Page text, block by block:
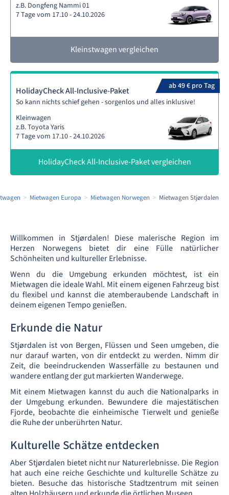
z.B. Dongfeng Nammi 01
7 Tage vom 17.10 - 24.10.2026
Kleinstwagen vergleichen
ab 49 € pro Tag
HolidayCheck All-Inclusive-Paket
So kann nichts schief gehen - sorgenlos und alles inklusive!
Kleinwagen
z.B. Toyota Yaris
7 Tage vom 17.10 - 24.10.2026
HolidayCheck All-Inclusive-Paket vergleichen
Mietwagen Europa Mietwagen Norwegen Mietwagen Stjørdalen
Willkommen in Stjørdalen! Diese malerische Region im
Herzen Norwegens bietet dir eine Fülle natürlicher
Schönheiten und kultureller Erlebnisse.
Wenn du die Umgebung erkunden möchtest, ist ein
Mietwagen die ideale Wahl. Mit einem eigenen Fahrzeug bist
du flexibel und kannst die atemberaubende Landschaft in
deinem eigenen Tempo genießen.
Erkunde die Natur
Stjørdalen ist von Bergen, Flüssen und Seen umgeben, die
nur darauf warten, von dir entdeckt zu werden. Nimm dir
Zeit, die beeindruckenden Wasserfälle zu bestaunen und
wandere entlang der gut markierten Wanderwege.
Mit einem Mietwagen kannst du auch die Nationalparks in
der Umgebung erkunden. Bewundere die majestätischen
Fjorde, beobachte die einheimische Tierwelt und genieße
die Ruhe der unberührten Natur.
Kulturelle Schätze entdecken
Aber Stjørdalen bietet nicht nur Naturerlebnisse. Die Region
hat auch eine reiche Geschichte und kulturelle Schätze zu
bieten. Besuche das historische Stadtzentrum mit seinen